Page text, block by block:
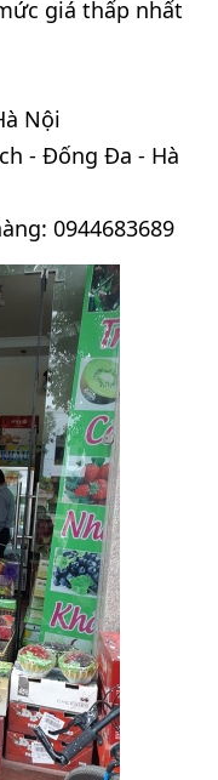
giá thấp nhất
Nội
- Đống Đa - Hà
0944683689